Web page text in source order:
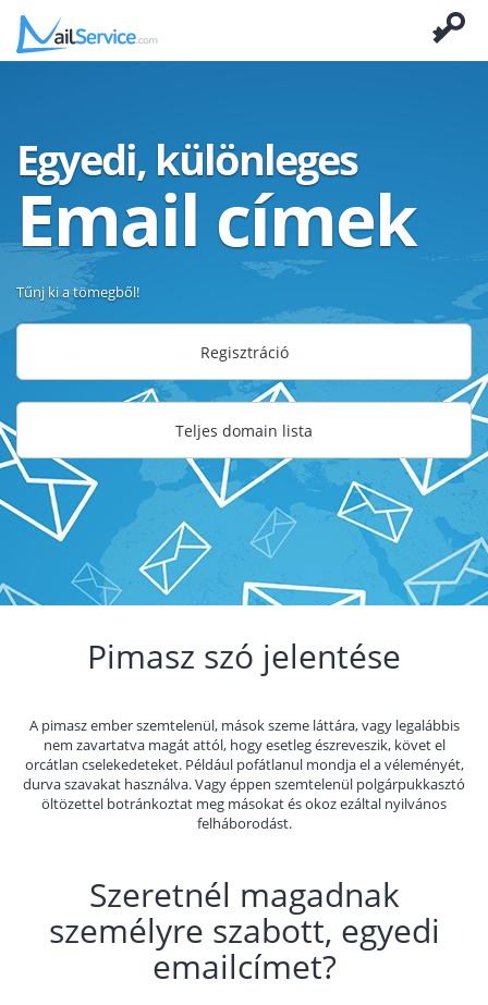
Egyedi, különleges
Email címek
Tűnj ki a tömegből!
Regisztráció
Teljes domain lista
Pimasz szó jelentése
A pimasz ember szemtelenül, mások szeme láttára, vagy legalábbis
nem zavartatva magát attól, hogy esetleg észreveszik, követ el
orcátlan cselekedeteket. Például pofátlanul mondja el a véleményét,
durva szavakat használva. Vagy éppen szemtelenül polgárpukkasztó
öltözettel botránkoztat meg másokat és okoz ezáltal nyilvános
felháborodást.
Szeretnél magadnak
személyre szabott, egyedi
emailcímet?